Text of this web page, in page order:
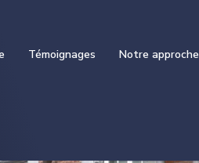
Témoignages Notre approche